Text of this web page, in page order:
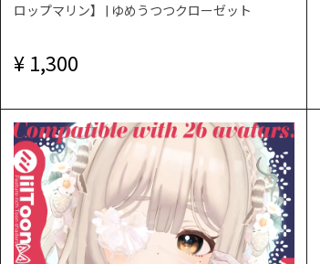
ロップマリン】 | ゆめうつつクローゼット
1,300